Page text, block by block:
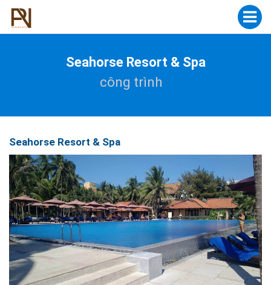
Seahorse Resort & Spa
công trình
Seahorse Resort & Spa